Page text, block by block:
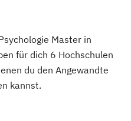
Master in
für dich 6 Hochschulen
du den Angewandte
kannst.